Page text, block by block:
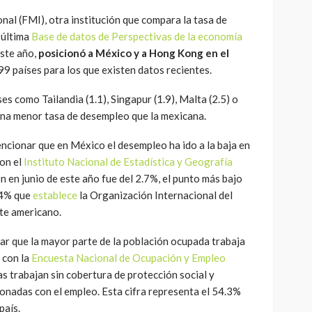
(FMI), otra institución que compara la tasa de
Base de datos de Perspectivas de la economía
año, posicionó a México y a Hong Kong en el
países para los que existen datos recientes.
como Tailandia (1.1), Singapur (1.9), Malta (2.5) o
menor tasa de desempleo que la mexicana.
que en México el desempleo ha ido a la baja en
el Instituto Nacional de Estadística y Geografía
en junio de este año fue del 2.7%, el punto más bajo
queestablece la Organización Internacional del
americano.
que la mayor parte de la población ocupada trabaja
la Encuesta Nacional de Ocupación y Empleo
trabajan sin cobertura de protección social y
con el empleo. Esta cifra representa el 54.3%